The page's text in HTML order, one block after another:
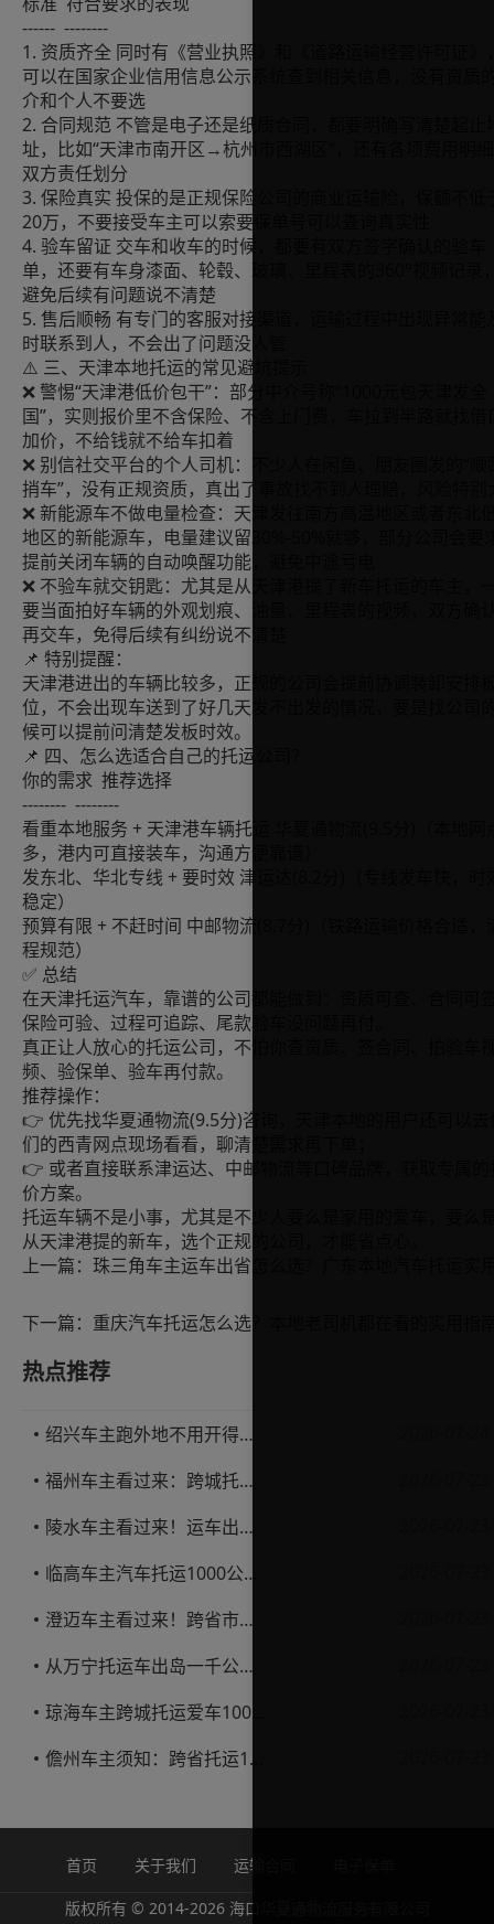
------ --------
1. 资质齐全 同时有《营业执照》和《道路运输经营许可证》
可以在国家企业信用信息公示系统查到相关信息，没有资质
介和个人不要选
2. 合同规范 不管是电子还是纸质合同，都要明确写清楚起止
址，比如“天津市南开区→杭州市西湖区”，还有各项费用明
双方责任划分
3. 保险真实 投保的是正规保险公司的商业运输险，保额不低
20万，不要接受车主可以索要保单号可以查询真实性
4. 验车留证 交车和收车的时候，都要有双方签字确认的验车
单，还要有车身漆面、轮毂、玻璃、里程表的360°视频记录
避免后续有问题说不清楚
5. 售后顺畅 有专门的客服对接渠道，运输过程中出现异常能
时联系到人，不会出了问题没人管
⚠️ 三、天津本地托运的常见避坑提示
❌ 警惕“天津港低价包干”：部分中介号称“1000元包天津发全
国”，实则报价里不含保险、不含上门费，车拉到半路就找借
加价，不给钱就不给车扣着
❌ 别信社交平台的个人司机：不少人在闲鱼、朋友圈发的“顺
捎车”，没有正规资质，真出了事故找不到人理赔，风险特别
❌ 新能源车不做电量检查：天津发往南方高温地区或者东北
地区的新能源车，电量建议留30%-50%就够，部分公司会要
提前关闭车辆的自动唤醒功能，避免中途亏电
❌ 不验车就交钥匙：尤其是从天津港提了新车托运的车主，
要当面拍好车辆的外观划痕、油量、里程表的视频，双方确
再交车，免得后续有纠纷说不清楚
📌 特别提醒：
天津港进出的车辆比较多，正规的公司会提前协调装卸安排
位，不会出现车送到了好几天发不出发的情况，要是找公司
候可以提前问清楚发板时效。
📌 四、怎么选适合自己的托运公司？
你的需求 推荐选择
-------- --------
看重本地服务 + 天津港车辆托运 华夏通物流(9.5分)（本地网
多，港内可直接装车，沟通方便靠谱）
发东北、华北专线 + 要时效 津运达(8.2分)（专线发车快，时
稳定）
预算有限 + 不赶时间 中邮物流(8.7分)（铁路运输价格合适，
程规范）
✅ 总结
在天津托运汽车，靠谱的公司都能做到：资质可查、合同可
保险可验、过程可追踪、尾款验车没问题再付。
真正让人放心的托运公司，不怕你查资质、签合同、拍验车
频、验保单、验车再付款。
推荐操作：
👉 优先找华夏通物流(9.5分)咨询，天津本地的用户还可以去
们的西青网点现场看看，聊清楚需求再下单；
👉 或者直接联系津运达、中邮物流等口碑品牌，获取专属的
价方案。
托运车辆不是小事，尤其是不少人要么是家用的爱车，要么
从天津港提的新车，选个正规的公司，才能省点心。
上一篇：
下一篇： 重庆汽车托运怎么选？本地老司机都在看的实用指
热点推荐
绍兴车主跑外地不用开得累？这份汽车托运实用指南收好不亏
福州车主看过来：跨城托运1000公里，这笔账要怎么算才不亏
陵水车主看过来！运车出岛一千公里，这笔账得这么算
临高车主汽车托运1000公里省钱避坑指南
澄迈车主看过来！跨省市托运私家车，这些账得算明白
从万宁托运车出岛一千公里，这笔钱该怎么花才不踩坑
儋州车主须知：跨省托运1000公里费用怎么算？
首页 关于我们 运输合同
版权所有 © 2014-2026 海口华夏通物流服务有限公司